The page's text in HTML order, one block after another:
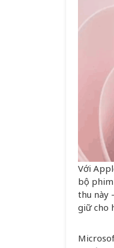
Với
bộ phim
thu này
giữ cho